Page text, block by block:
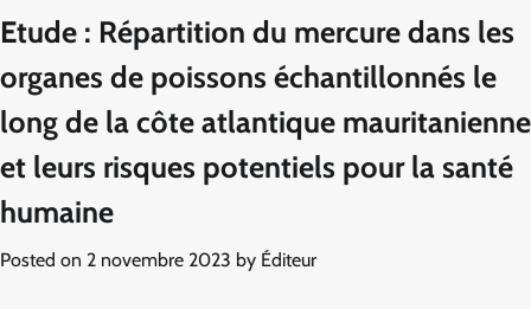
Etude : Répartition du mercure dans les
organes de poissons échantillonnés le
long de la côte atlantique mauritanienne
et leurs risques potentiels pour la santé
humaine
Posted on 2 novembre 2023 by Éditeur